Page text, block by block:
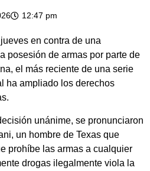
12:47 pm
en contra de una
posesión de armas por parte de
el más reciente de una serie
ha ampliado los derechos
unánime, se pronunciaron
un hombre de Texas que
prohíbe las armas a cualquier
drogas ilegalmente viola la